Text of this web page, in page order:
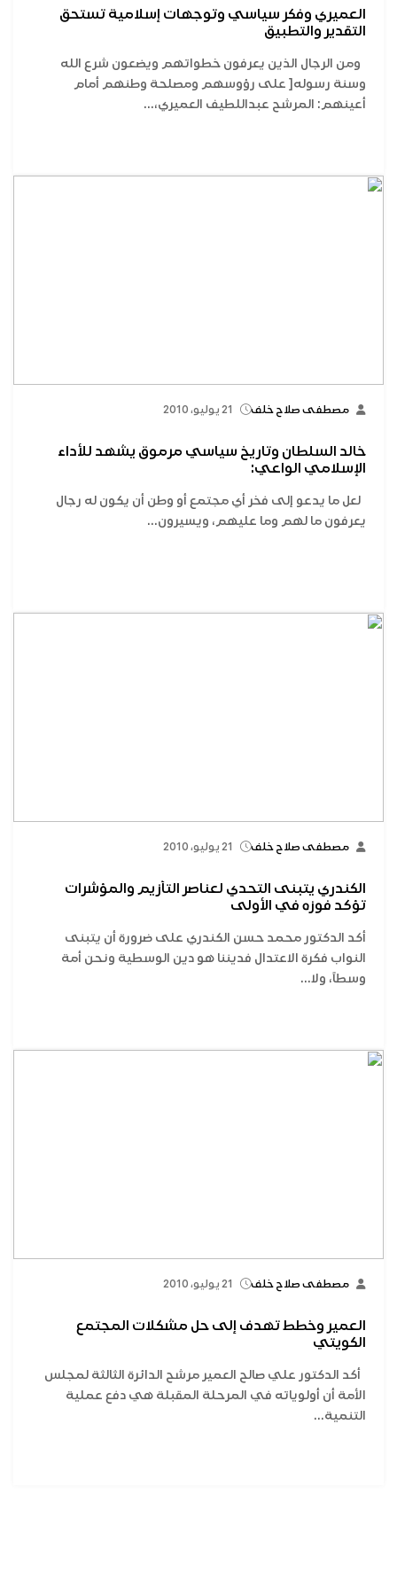
العميري وفكر سياسي وتوجهات إسلامية تستحق
التقدير والتطبيق
ومن الرجال الذين يعرفون خطواتهم ويضعون شرع الله
وسنة رسوله[ على رؤوسهم ومصلحة وطنهم أمام
أعينهم: المرشح عبداللطيف العميري،...
مصطفى صلاح خلف 21 يوليو، 2010
خالد السلطان وتاريخ سياسي مرموق يشهد للأداء
الإسلامي الواعي:
لعل ما يدعو إلى فخر أي مجتمع أو وطن أن يكون له رجال
يعرفون ما لهم وما عليهم، ويسيرون...
مصطفى صلاح خلف 21 يوليو، 2010
الكندري يتبنى التحدي لعناصر التأزيم والمؤشرات
تؤكد فوزه في الأولى
أكد الدكتور محمد حسن الكندري على ضرورة أن يتبنى
النواب فكرة الاعتدال فديننا هو دين الوسطية ونحن أمة
وسطاً، ولا...
مصطفى صلاح خلف 21 يوليو، 2010
العمير وخطط تهدف إلى حل مشكلات المجتمع
الكويتي
أكد الدكتور علي صالح العمير مرشح الدائرة الثالثة لمجلس
الأمة أن أولوياته في المرحلة المقبلة هي دفع عملية
التنمية...